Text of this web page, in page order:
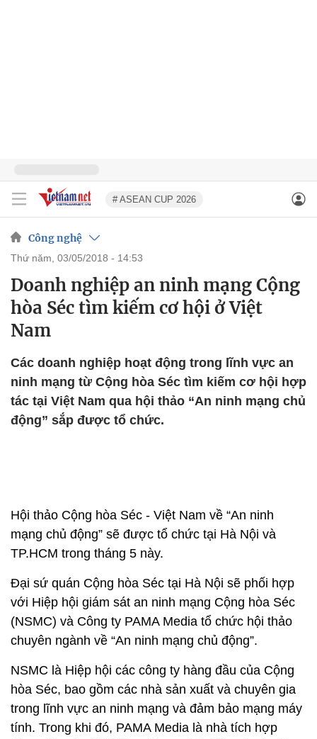
# ASEAN CUP 2026
Công nghệ
thứ năm, 03/05/2018 - 14:53
Doanh nghiệp an ninh mạng Cộng
hòa Séc tìm kiếm cơ hội ở Việt
Nam
Các doanh nghiệp hoạt động trong lĩnh vực an
ninh mạng từ Cộng hòa Séc tìm kiếm cơ hội hợp
tác tại Việt Nam qua hội thảo “An ninh mạng chủ
động” sắp được tổ chức.
Hội thảo Cộng hòa Séc - Việt Nam về “An ninh
mạng chủ động” sẽ được tổ chức tại Hà Nội và
TP.HCM trong tháng 5 này.
Đại sứ quán Cộng hòa Séc tại Hà Nội sẽ phối hợp
với Hiệp hội giám sát an ninh mạng Cộng hòa Séc
(NSMC) và Công ty PAMA Media tổ chức hội thảo
chuyên ngành về “An ninh mạng chủ động”.
NSMC là Hiệp hội các công ty hàng đầu của Cộng
hòa Séc, bao gồm các nhà sản xuất và chuyên gia
trong lĩnh vực an ninh mạng và đảm bảo mạng máy
tính. Trong khi đó, PAMA Media là nhà tích hợp